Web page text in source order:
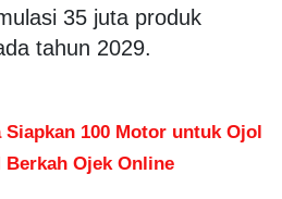
35 juta produk
tahun 2029.
100 Motor untuk Ojol
Berkah Ojek Online